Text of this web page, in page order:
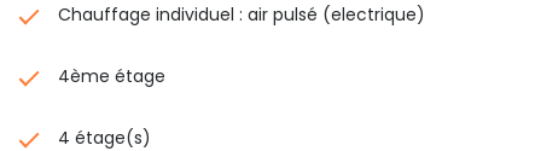
Chauffage individuel : air pulsé (electrique)
4ème étage
4 étage(s)